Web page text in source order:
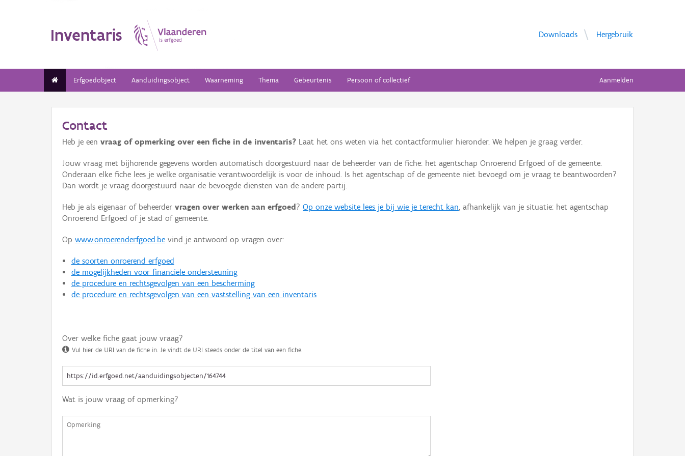
Inventaris Downloads Hergebruik
Erfgoedobject Aanduidingsobject Waarneming Thema Gebeurtenis Persoon of collectief Aanmelden
Contact
Heb je een vraag of opmerking over een fiche in de inventaris? Laat het ons weten via het contactformulier hieronder. We helpen je graag verder.
Jouw vraag met bijhorende gegevens worden automatisch doorgestuurd naar de beheerder van de fiche: het agentschap Onroerend Erfgoed of de gemeente.
Onderaan elke fiche lees je welke organisatie verantwoordelijk is voor de inhoud. Is het agentschap of de gemeente niet bevoegd om je vraag te beantwoorden?
Dan wordt je vraag doorgestuurd naar de bevoegde diensten van de andere partij.
Heb je als eigenaar of beheerder vragen over werken aan erfgoed ? Op onze website lees je bij wie je terecht kan, afhankelijk van je situatie: het agentschap
Onroerend Erfgoed of je stad of gemeente.
Op www.onroerenderfgoed.be vind je antwoord op vragen over:
de soorten onroerend erfgoed
de mogelijkheden voor financiële ondersteuning
de procedure en rechtsgevolgen van een bescherming
de procedure en rechtsgevolgen van een vaststelling van een inventaris
Over welke fiche gaat jouw vraag?
Vul hier de URI van de fiche in. Je vindt de URI steeds onder de titel van een fiche.
Wat is jouw vraag of opmerking?